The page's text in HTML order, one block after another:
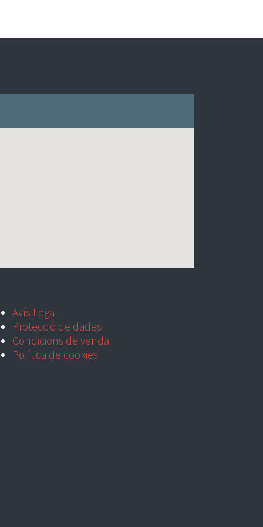
Avís Legal
Protecció de dades
Condicions de venda
Política de cookies